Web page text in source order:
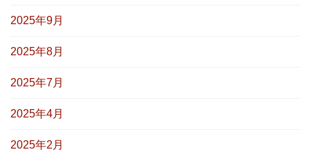
2025年9月
2025年8月
2025年7月
2025年4月
2025年2月